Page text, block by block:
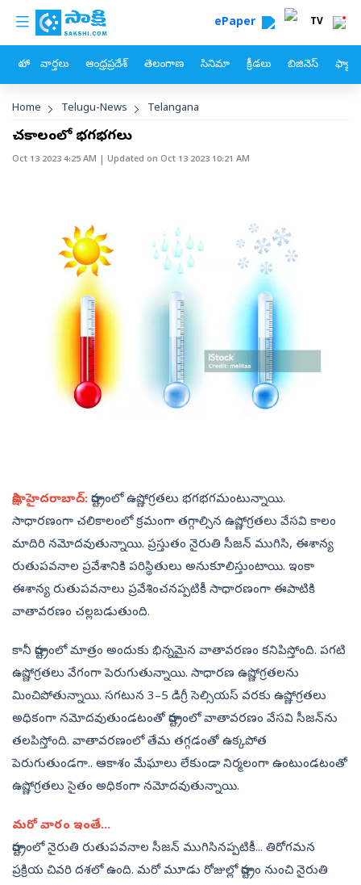
Skip to main content
custom menu ePaper TV
హోం వార్తలు ఆంధ్రప్రదేశ్ తెలంగాణ సినిమా క్రీడలు బిజినెస్
Breadcrumb
Home Telugu-News Telangana
చలికాలంలో భగభగలు
Oct 13 2023 4:25 AM | Updated on Oct 13 2023 10:21 AM
సాక్షి, హైదరాబాద్‌: రాష్ట్రంలో ఉష్ణోగ్రతలు భగభగమంటున్నాయి.
సాధారణంగా చలికాలంలో క్రమంగా తగ్గాల్సిన ఉష్ణోగ్రతలు వేసవి కాలం
మాదిరి నమోదవుతున్నాయి. ప్రస్తుతం నైరుతి సీజన్‌ ముగిసి, ఈశాన్య
రుతుపవనాల ప్రవేశానికి పరిస్థితులు అనుకూలిస్తుంటాయి. ఇంకా
ఈశాన్య రుతుపవనాలు ప్రవేశించనప్పటికీ సాధారణంగా ఈపాటికి
వాతావరణం చల్లబడుతుంది.
కానీ రాష్ట్రంలో మాత్రం అందుకు భిన్నమైన వాతావరణం కనిపిస్తోంది. పగటి
ఉష్ణోగ్రతలు వేగంగా పెరుగుతున్నాయి. సాధారణ ఉష్ణోగ్రతలను
మించిపోతున్నాయి. సగటున 3–5 డిగ్రీ సెల్సియస్‌ వరకు ఉష్ణోగ్రతలు
అధికంగా నమోదవుతుండటంతో రాష్ట్రంలో వాతావరణం వేసవి సీజన్‌ను
తలపిస్తోంది. వాతావరణంలో తేమ తగ్గడంతో ఉక్కపోత
పెరుగుతుండగా.. ఆకాశం మేఘాలు లేకుండా నిర్మలంగా ఉంటుండటంతో
ఉష్ణోగ్రతలు సైతం అధికంగా నమోదవుతున్నాయి.
మరో వారం ఇంతే...
రాష్ట్రంలో నైరుతి రుతుపవనాల సీజన్‌ ముగిసినప్పటికీ... తిరోగమన
ప్రక్రియ చివరి దశలో ఉంది. మరో మూడు రోజుల్లో రాష్ట్రం నుంచి నైరుతి